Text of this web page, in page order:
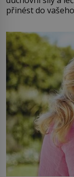
přinést do
můžete obohatit
větší harmonii a